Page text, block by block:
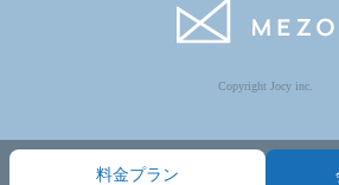
料金プラン
Copyright Jocy inc.